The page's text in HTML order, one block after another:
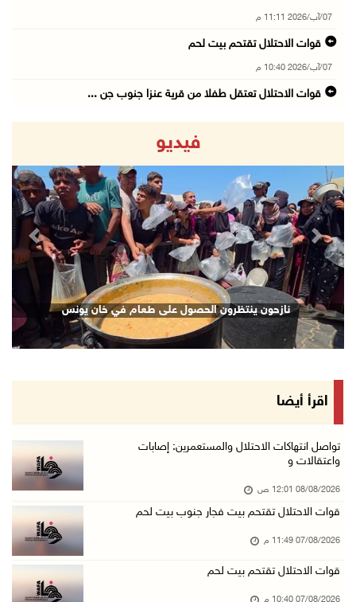
07/آب/2026 11:11 م
قوات الاحتلال تقتحم بيت لحم
07/آب/2026 10:40 م
قوات الاحتلال تعتقل طفلا من قرية عنزا جنوب جن ...
قوات الاحتلال تغلق مداخل يعبد جنوب غرب جنين
07/آب/2026 10:15 م
الاحتلال يعيق تنقل المواطنين ويقتحم بلدات شرق ...
07/آب/2026 08:52 م
إصابة مواطنين في اعتداء للمستعمرين في بيت دجن
07/آب/2026 08:48 م
نادي الأسير: تجديد أمرَ منع زيارات الأسرى إجر ...
07/آب/2026 08:24 م
مستعمرون يهاجمون قرية أبو نجيم ويصيبون مواطني ...
مستعمرون يهاجمون مساكن المواطنين في خربة الحم ...
بعد تجديد منع زيارات المعتقلين: أبو الحمص يدع ...
الرئاسة ترحب بإطلاق السعودية التحالف البحري ا ...
07/آب/2026 06:17 م
(محدث) نابلس: إصابة مواطن واعتقاله إثر هجوم ل ...
07/آب/2026 06:04 م
الرئاسة ترحب باتفاقية مكة للدفاع المشترك بين ...
فيديو
نازحون ينتظرون الحصول على طعام في خان يونس
Next
اقرأ أيضا
تواصل انتهاكات الاحتلال والمستعمرين: إصابات
واعتقالات و
08/08/2026 12:01 ص
قوات الاحتلال تقتحم بيت فجار جنوب بيت لحم
07/08/2026 11:49 م
قوات الاحتلال تقتحم بيت لحم